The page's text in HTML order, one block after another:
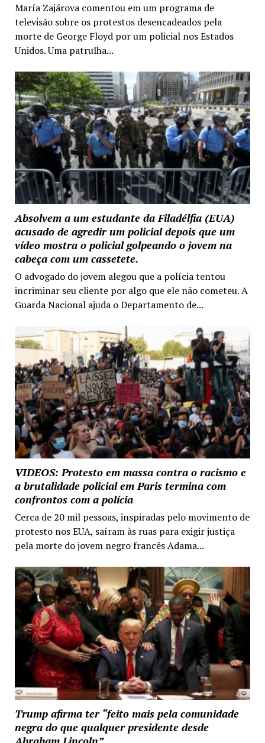
María Zajárova comentou em um programa de
televisão sobre os protestos desencadeados pela
morte de George Floyd por um policial nos Estados
Unidos. Uma patrulha...
Absolvem a um estudante da Filadélfia (EUA)
acusado de agredir um policial depois que um
vídeo mostra o policial golpeando o jovem na
cabeça com um cassetete.
O advogado do jovem alegou que a polícia tentou
incriminar seu cliente por algo que ele não cometeu. A
Guarda Nacional ajuda o Departamento de...
VIDEOS: Protesto em massa contra o racismo e
a brutalidade policial em Paris termina com
confrontos com a polícia
Cerca de 20 mil pessoas, inspiradas pelo movimento de
protesto nos EUA, saíram às ruas para exigir justiça
pela morte do jovem negro francês Adama...
Trump afirma ter “feito mais pela comunidade
negra do que qualquer presidente desde